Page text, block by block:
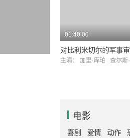
01:40:00
对比利米切尔的军事审
主演： 加里·库珀 查尔斯·比克
电影
喜剧 爱情 动作